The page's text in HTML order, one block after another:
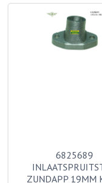
6825689
ZUNDAPP 19MM